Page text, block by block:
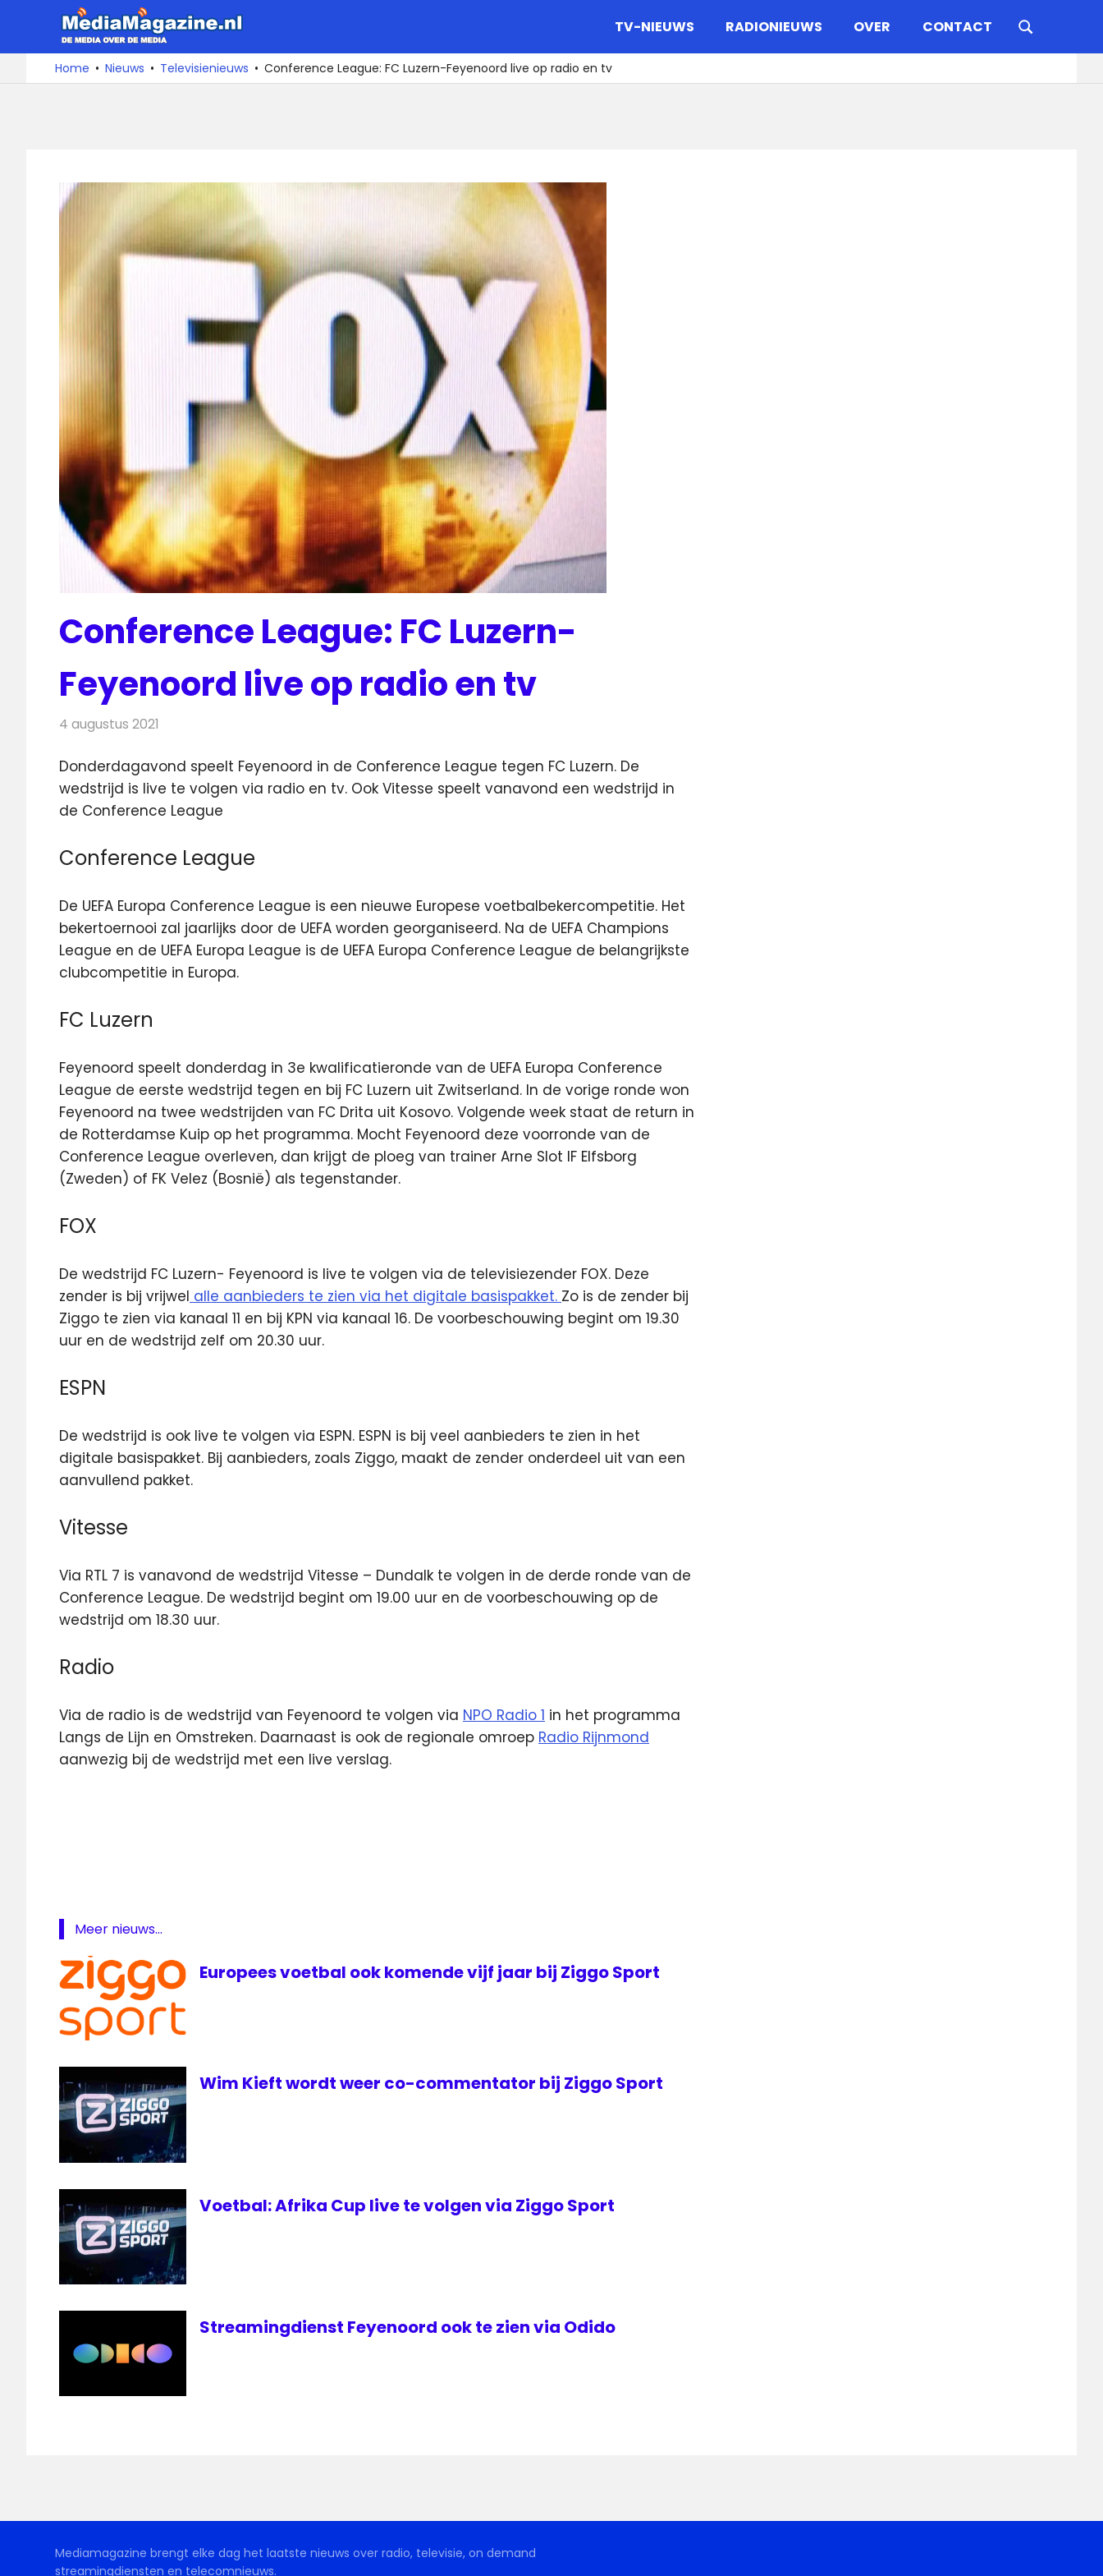
de
De
media
over
TV-NIEUWS RADIONIEUWS OVER CONTACT
Home Nieuws Televisienieuws Conference League: FC Luzern-Feyenoord live op radio en tv
Conference League: FC Luzern-
Feyenoord live op radio en tv
4 augustus 2021
Donderdagavond speelt Feyenoord in de Conference League tegen FC Luzern. De
wedstrijd is live te volgen via radio en tv. Ook Vitesse speelt vanavond een wedstrijd in
de Conference League
Conference League
De UEFA Europa Conference League is een nieuwe Europese voetbalbekercompetitie. Het
bekertoernooi zal jaarlijks door de UEFA worden georganiseerd. Na de UEFA Champions
League en de UEFA Europa League is de UEFA Europa Conference League de belangrijkste
clubcompetitie in Europa.
FC Luzern
Feyenoord speelt donderdag in 3e kwalificatieronde van de UEFA Europa Conference
League de eerste wedstrijd tegen en bij FC Luzern uit Zwitserland. In de vorige ronde won
Feyenoord na twee wedstrijden van FC Drita uit Kosovo. Volgende week staat de return in
de Rotterdamse Kuip op het programma. Mocht Feyenoord deze voorronde van de
Conference League overleven, dan krijgt de ploeg van trainer Arne Slot IF Elfsborg
(Zweden) of FK Velez (Bosnië) als tegenstander.
FOX
De wedstrijd FC Luzern- Feyenoord is live te volgen via de televisiezender FOX. Deze
zender is bij vrijwel alle aanbieders te zien via het digitale basispakket. Zo is de zender bij
Ziggo te zien via kanaal 11 en bij KPN via kanaal 16. De voorbeschouwing begint om 19.30
uur en de wedstrijd zelf om 20.30 uur.
ESPN
De wedstrijd is ook live te volgen via ESPN. ESPN is bij veel aanbieders te zien in het
digitale basispakket. Bij aanbieders, zoals Ziggo, maakt de zender onderdeel uit van een
aanvullend pakket.
Vitesse
Via RTL 7 is vanavond de wedstrijd Vitesse – Dundalk te volgen in de derde ronde van de
Conference League. De wedstrijd begint om 19.00 uur en de voorbeschouwing op de
wedstrijd om 18.30 uur.
Radio
Via de radio is de wedstrijd van Feyenoord te volgen via NPO Radio 1 in het programma
Langs de Lijn en Omstreken. Daarnaast is ook de regionale omroep Radio Rijnmond
aanwezig bij de wedstrijd met een live verslag.
voetbal
Meer nieuws...
Europees voetbal ook komende vijf jaar bij Ziggo Sport
Wim Kieft wordt weer co-commentator bij Ziggo Sport
Voetbal: Afrika Cup live te volgen via Ziggo Sport
Streamingdienst Feyenoord ook te zien via Odido
Mediamagazine brengt elke dag het laatste nieuws over radio, televisie, on demand
streamingdiensten en telecomnieuws.